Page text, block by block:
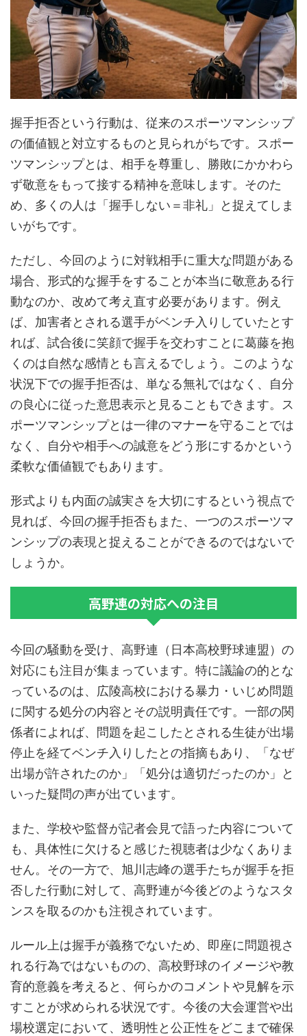
握手拒否という行動は、従来のスポーツマンシップ
の価値観と対立するものと見られがちです。スポー
ツマンシップとは、相手を尊重し、勝敗にかかわら
ず敬意をもって接する精神を意味します。そのた
め、多くの人は「握手しない＝非礼」と捉えてしま
いがちです。
ただし、今回のように対戦相手に重大な問題がある
場合、形式的な握手をすることが本当に敬意ある行
動なのか、改めて考え直す必要があります。例え
ば、加害者とされる選手がベンチ入りしていたとす
れば、試合後に笑顔で握手を交わすことに葛藤を抱
くのは自然な感情とも言えるでしょう。このような
状況下での握手拒否は、単なる無礼ではなく、自分
の良心に従った意思表示と見ることもできます。ス
ポーツマンシップとは一律のマナーを守ることでは
なく、自分や相手への誠意をどう形にするかという
柔軟な価値観でもあります。
形式よりも内面の誠実さを大切にするという視点で
見れば、今回の握手拒否もまた、一つのスポーツマ
ンシップの表現と捉えることができるのではないで
しょうか。
高野連の対応への注目
今回の騒動を受け、高野連（日本高校野球連盟）の
対応にも注目が集まっています。特に議論の的とな
っているのは、広陵高校における暴力・いじめ問題
に関する処分の内容とその説明責任です。一部の関
係者によれば、問題を起こしたとされる生徒が出場
停止を経てベンチ入りしたとの指摘もあり、「なぜ
出場が許されたのか」「処分は適切だったのか」と
いった疑問の声が出ています。
また、学校や監督が記者会見で語った内容について
も、具体性に欠けると感じた視聴者は少なくありま
せん。その一方で、旭川志峰の選手たちが握手を拒
否した行動に対して、高野連が今後どのようなスタ
ンスを取るのかも注視されています。
ルール上は握手が義務でないため、即座に問題視さ
れる行為ではないものの、高校野球のイメージや教
育的意義を考えると、何らかのコメントや見解を示
すことが求められる状況です。今後の大会運営や出
場校選定において、透明性と公正性をどこまで確保